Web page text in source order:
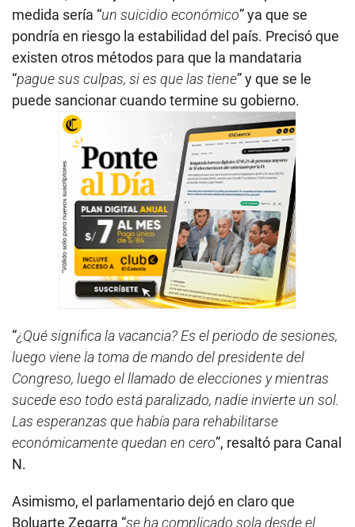
medida sería “un suicidio económico” ya que se
pondría en riesgo la estabilidad del país. Precisó que
existen otros métodos para que la mandataria
“pague sus culpas, si es que las tiene” y que se le
puede sancionar cuando termine su gobierno.
“¿Qué significa la vacancia? Es el periodo de sesiones,
luego viene la toma de mando del presidente del
Congreso, luego el llamado de elecciones y mientras
sucede eso todo está paralizado, nadie invierte un sol.
Las esperanzas que había para rehabilitarse
económicamente quedan en cero”, resaltó para Canal
N.
Asimismo, el parlamentario dejó en claro que
Boluarte Zegarra “se ha complicado sola desde el